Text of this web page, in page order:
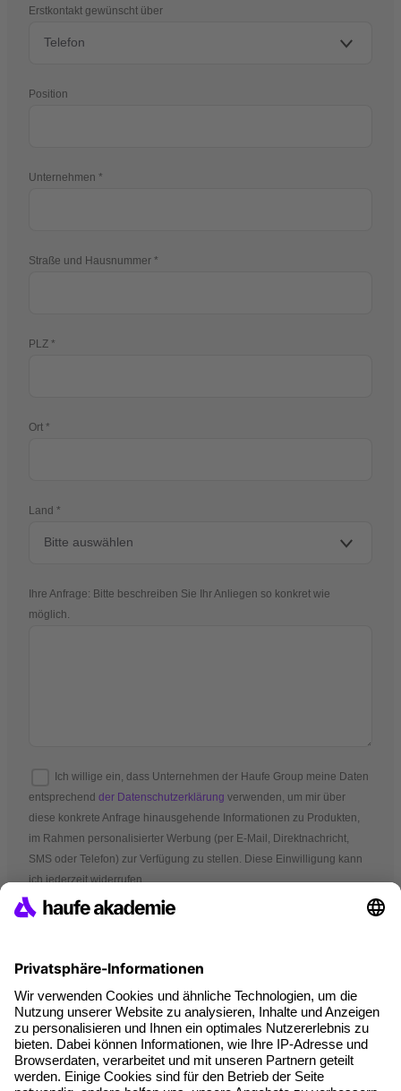
Erstkontakt gewünscht über
Position
Unternehmen
Straße und Hausnummer
PLZ
Ort
Land
Ihre Anfrage: Bitte beschreiben Sie Ihr Anliegen so konkret wie
möglich.
Ich willige ein, dass Unternehmen der Haufe Group meine Daten
entsprechend der Datenschutzerklärung verwenden, um mir über
diese konkrete Anfrage hinausgehende Informationen zu Produkten,
im Rahmen personalisierter Werbung (per E-Mail, Direktnachricht,
SMS oder Telefon) zur Verfügung zu stellen. Diese Einwilligung kann
ich jederzeit widerrufen.
*Pflichtfelder
AGB